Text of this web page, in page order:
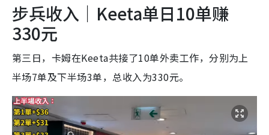
步兵收入｜Keeta单日10单赚
330元
第三日，卡姆在Keeta共接了10单外卖工作，分别为上
半场7单及下半场3单，总收入为330元。